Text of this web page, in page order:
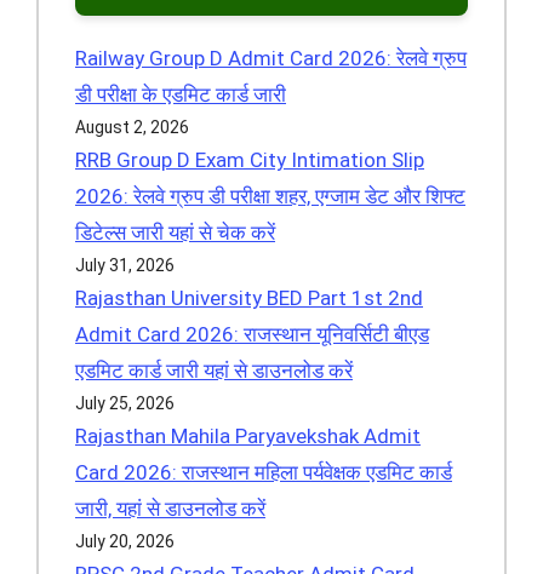
Railway Group D Admit Card 2026: रेलवे ग्रुप
डी परीक्षा के एडमिट कार्ड जारी
August 2, 2026
RRB Group D Exam City Intimation Slip
2026: रेलवे ग्रुप डी परीक्षा शहर, एग्जाम डेट और शिफ्ट
डिटेल्स जारी यहां से चेक करें
July 31, 2026
Rajasthan University BED Part 1st 2nd
Admit Card 2026: राजस्थान यूनिवर्सिटी बीएड
एडमिट कार्ड जारी यहां से डाउनलोड करें
July 25, 2026
Rajasthan Mahila Paryavekshak Admit
Card 2026: राजस्थान महिला पर्यवेक्षक एडमिट कार्ड
जारी, यहां से डाउनलोड करें
July 20, 2026